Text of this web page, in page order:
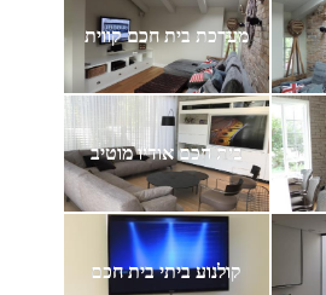
מערכת בית חכם קווית
בית חכם אודיו מוטיב
קולנוע ביתי בית חכם